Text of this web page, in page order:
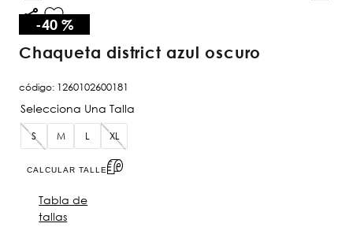
-40 %
chaqueta district azul oscuro
código: 1260102600181
S M L XL
CALCULAR TALLE
Tabla de
tallas